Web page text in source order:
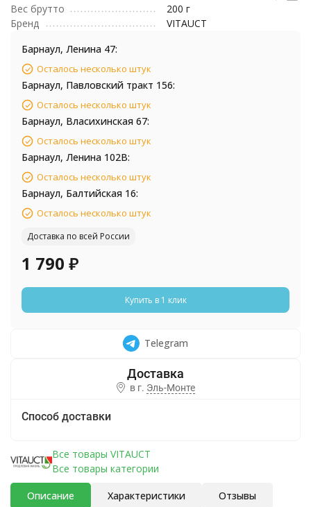
Вес брутто
200 г
Бренд
VITAUCT
Барнаул, Ленина 47:
Осталось несколько штук
Барнаул, Павловский тракт 156:
Осталось несколько штук
Барнаул, Власихинская 67:
Осталось несколько штук
Барнаул, Ленина 102В:
Осталось несколько штук
Барнаул, Балтийская 16:
Осталось несколько штук
Доставка по всей России
1 790 ₽
Купить в 1 клик
Telegram
в г. Эль-Монте
Способ доставки
Все товары VITAUCT
Все товары категории
Описание Характеристики Отзывы